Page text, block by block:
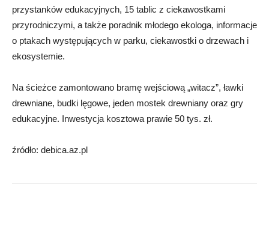
przystanków edukacyjnych, 15 tablic z ciekawostkami
przyrodniczymi, a także poradnik młodego ekologa, informacje
o ptakach występujących w parku, ciekawostki o drzewach i
ekosystemie.
Na ścieżce zamontowano bramę wejściową „witacz”, ławki
drewniane, budki lęgowe, jeden mostek drewniany oraz gry
edukacyjne. Inwestycja kosztowa prawie 50 tys. zł.
źródło: debica.az.pl